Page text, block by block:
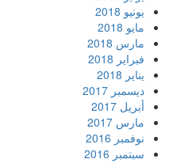
يونيو 2018
مايو 2018
مارس 2018
فبراير 2018
يناير 2018
ديسمبر 2017
أبريل 2017
مارس 2017
نوفمبر 2016
سبتمبر 2016